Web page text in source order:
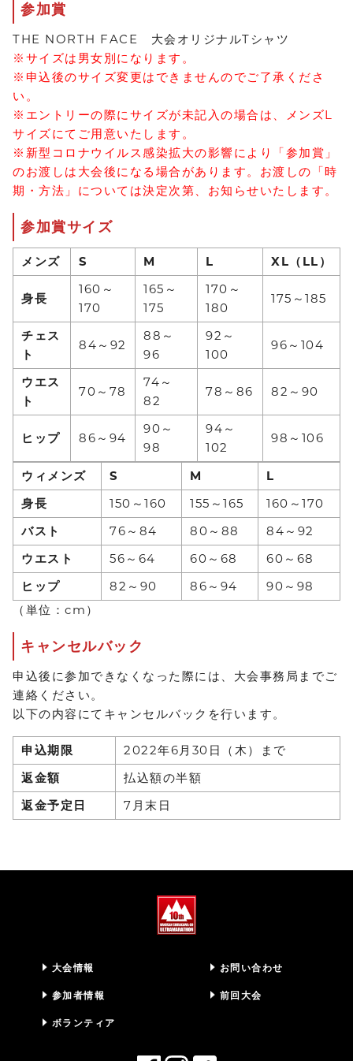
参加賞
THE NORTH FACE 大会オリジナルTシャツ
※サイズは男女別になります。
※申込後のサイズ変更はできませんのでご了承くださ
い。
※エントリーの際にサイズが未記入の場合は、メンズL
サイズにてご用意いたします。
※新型コロナウイルス感染拡大の影響により「参加賞」
のお渡しは大会後になる場合があります。お渡しの「時
期・方法」については決定次第、お知らせいたします。
参加賞サイズ
メンズ S M L XL（LL）
身長
160～
170
165～
175
170～
180
175～185
チェス
ト
84～92
88～
96
92～
100
96～104
ウエス
ト
70～78
74～
82
78～86 82～90
ヒップ 86～94
90～
98
94～
102
98～106
ウィメンズ S M
L
身長
150～160 155～165
160～170
バスト
76～84 80～88
84～92
ウエスト
56～64 60～68
60～68
ヒップ
82～90 86～94
90～98
（単位：cm）
キャンセルバック
申込後に参加できなくなった際には、大会事務局までご
連絡ください。
以下の内容にてキャンセルバックを行います。
申込期限
2022年6月30日（木）まで
返金額
払込額の半額
返金予定日
7月末日
大会情報
参加者情報
ボランティア
お問い合わせ
前回大会